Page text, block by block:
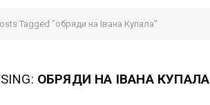
Tagged "обряди на Івана Купала"
ОБРЯДИ НА ІВАНА КУПАЛА